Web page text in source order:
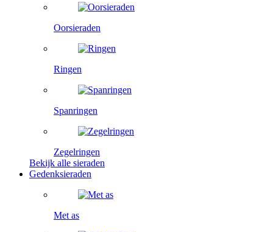
Oorsieraden
Ringen
Spanringen
Zegelringen
Bekijk alle sieraden
Gedenksieraden
Met as